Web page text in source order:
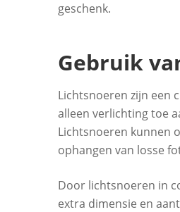
geschenk.
Gebruik
Lichtsnoeren zijn een
alleen verlichting toe
Lichtsnoeren kunnen
ophangen van losse
Door lichtsnoeren in
extra dimensie en